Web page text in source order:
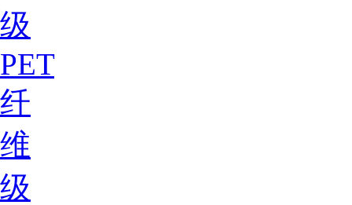
级
PET
纤
维
级